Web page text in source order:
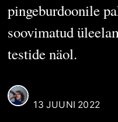
pingeburdoonile
soovimatud
testide näol.
13 JUUNI 2022